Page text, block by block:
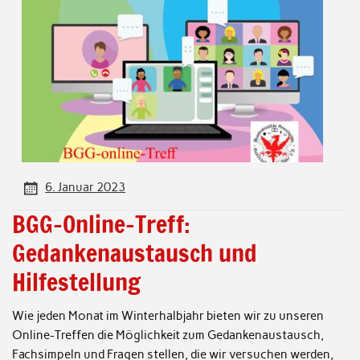
6. Januar 2023
BGG-Online-Treff:
Gedankenaustausch und
Hilfestellung
Wie jeden Monat im Winterhalbjahr bieten wir zu unseren
Online-Treffen die Möglichkeit zum Gedankenaustausch,
Fachsimpeln und Fragen stellen, die wir versuchen werden,